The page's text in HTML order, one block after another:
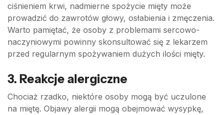
ciśnieniem krwi, nadmierne spożycie mięty może
prowadzić do zawrotów głowy, osłabienia i zmęczenia.
Warto pamiętać, że osoby z problemami sercowo-
naczyniowymi powinny skonsultować się z lekarzem
przed regularnym spożywaniem dużych ilości mięty.
3. Reakcje alergiczne
Chociaż rzadko, niektóre osoby mogą być uczulone
na miętę. Objawy alergii mogą obejmować wysypkę,